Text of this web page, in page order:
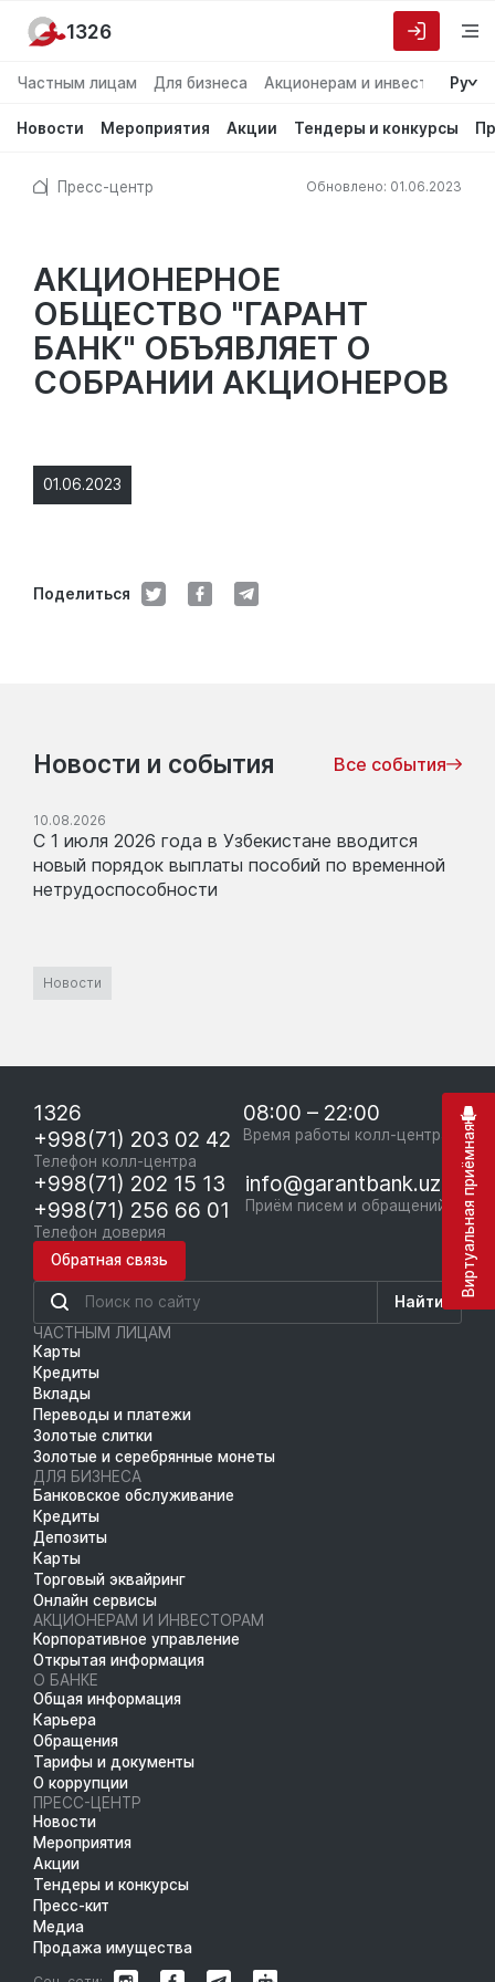
Частным лицам Для бизнеса Акционерам и инвесторам
Ру
Новости Мероприятия Акции Тендеры и конкурсы
1326
Пресс-центр Обновлено: 01.06.2023
АКЦИОНЕРНОЕ
ОБЩЕСТВО "ГАРАНТ
БАНК" ОБЪЯВЛЯЕТ О
СОБРАНИИ АКЦИОНЕРОВ
01.06.2023
Поделиться
Новости и события Все события
10.08.2026
С 1 июля 2026 года в Узбекистане вводится
новый порядок выплаты пособий по временной
нетрудоспособности
Новости
1326
+998(71) 203 02 42
Телефон колл-центра
08:00 – 22:00
Время работы колл-центра
+998(71) 202 15 13
+998(71) 256 66 01
Телефон доверия
info@garantbank.uz
Приём писем и обращений
Обратная связь
Найти
ЧАСТНЫМ ЛИЦАМ
Карты
Кредиты
Вклады
Переводы и платежи
Золотые слитки
Золотые и серебрянные монеты
ДЛЯ БИЗНЕСА
Банковское обслуживание
Кредиты
Депозиты
Карты
Торговый эквайринг
Онлайн сервисы
АКЦИОНЕРАМ И ИНВЕСТОРАМ
Корпоративное управление
Открытая информация
О БАНКЕ
Общая информация
Карьера
Обращения
Тарифы и документы
О коррупции
ПРЕСС-ЦЕНТР
Новости
Мероприятия
Акции
Тендеры и конкурсы
Пресс-кит
Медиа
Продажа имущества
Виртуальная приёмная